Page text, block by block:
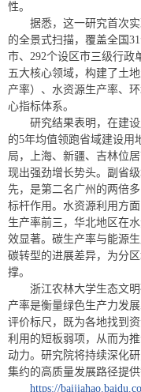
性。
据悉，这一研究首次
的全景式扫描，覆盖全国
市、292个设区市三级行政
五大核心领域，构建了土
产率）、水资源生产率、
心指标体系。
研究结果表明，在建
的5年均值领跑省域建设用
局，上海、新疆、吉林位
现出强劲增长势头。副省
先，是第二名广州的两倍
标杆作用。水资源利用方
生产率前三，华北地区在
效显著。碳生产率与能源
碳转型的进展差异，为分
撑。
浙江农林大学生态文
产率是衡量绿色生产力发
评价标尺，既为各地找到
利用的短板弱项，从而为
动力。研究院将持续深化
集约的高质量发展路径提供
https://